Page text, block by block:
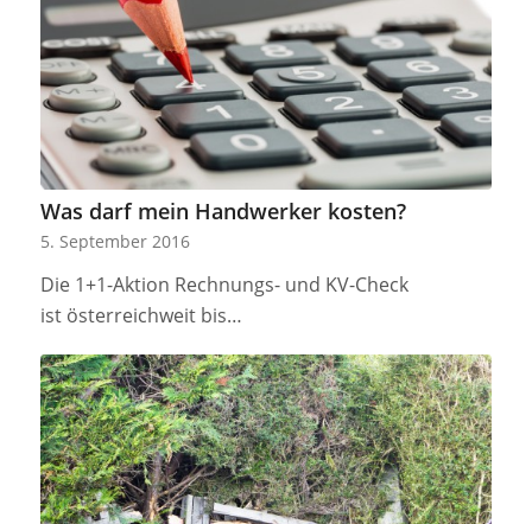
Was darf mein Handwerker kosten?
5. September 2016
Die 1+1-Aktion Rechnungs- und KV-Check
ist österreichweit bis…